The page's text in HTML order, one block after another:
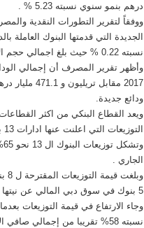
درهم بنمو سنوي نسبته 5.23 % .
ووفقاً لتقرير التطورات النقدية
نسبته 0.22 % حيث بلغ اجمالي حجم الائتمان التراكمي تريليون و 577.5 مليار درهم .
ودائع جديدة.
ويعد القطاع البنكي من اكثر
التوزيعات التي اعلنت عنها ادارات 13 بنكا وطنيا نحو 16.75 مليار درهم تترواح بين 20 الى 100% .
الجاري .
5 بنوك في سوق دبي المالي عن نيتها توزيع 5.75 مليار درهم تقريبا على المساهمين.
نسبته 58% تقريبا من إجمالي صافي الأرباح المحققة في سوقي أبوظبي ودبي الماليين .